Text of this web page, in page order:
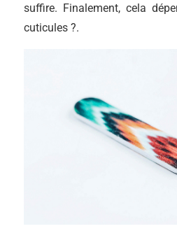
suffire. Finalement, cela
cuticules ?.